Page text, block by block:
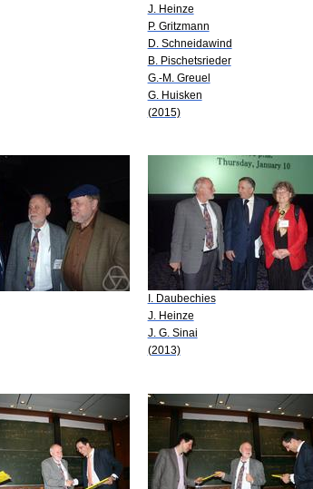
J. Heinze
P. Gritzmann
D. Schneidawind
B. Pischetsrieder
G.-M. Greuel
G. Huisken
(2015)
I. Daubechies
J. Heinze
J. G. Sinai
(2013)